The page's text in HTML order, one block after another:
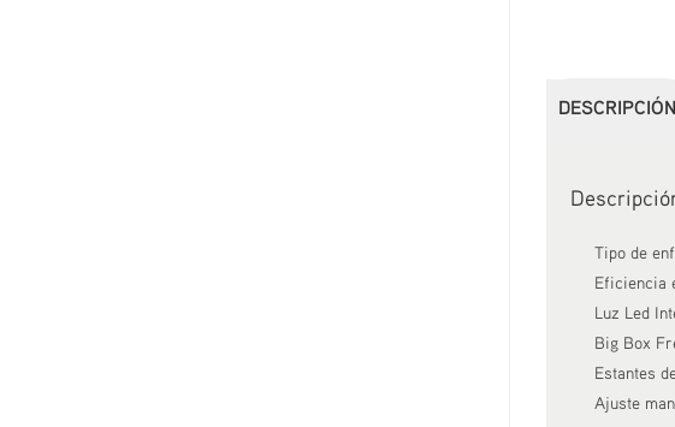
DESCRIPCIÓN
Tipo de
Eficiencia
Luz Led
Big Box
Estantes
Ajuste